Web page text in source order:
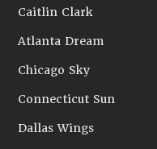
Caitlin Clark
Atlanta Dream
Chicago Sky
Connecticut Sun
Dallas Wings